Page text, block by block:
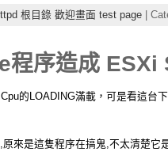
根目錄 歡迎畫面 test page|
序造成
的LOADING滿載，可是看這台
來是這隻程序在搞鬼,不太清楚它